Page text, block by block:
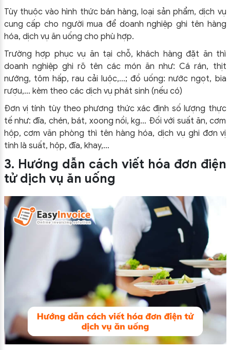
Tùy thuộc vào hình thức bán hàng, loại sản phẩm, dịch vụ
cung cấp cho người mua để doanh nghiệp ghi tên hàng
hóa, dịch vụ ăn uống cho phù hợp.
Trường hợp phục vụ ăn tại chỗ, khách hàng đặt ăn thì
doanh nghiệp ghi rõ tên các món ăn như: Cá rán, thịt
nướng, tôm hấp, rau cải luộc,…; đồ uống: nước ngọt, bia
rượu,… kèm theo các dịch vụ phát sinh (nếu có)
Đơn vị tính tùy theo phương thức xác định số lượng thực
tế như: đĩa, chén, bát, xoong nồi, kg… Đối với suất ăn, cơm
hộp, cơm văn phòng thì tên hàng hóa, dịch vụ ghi đơn vị
tính là suất, hộp, đĩa, khay,…
3. Hướng dẫn cách viết hóa đơn điện
tử dịch vụ ăn uống